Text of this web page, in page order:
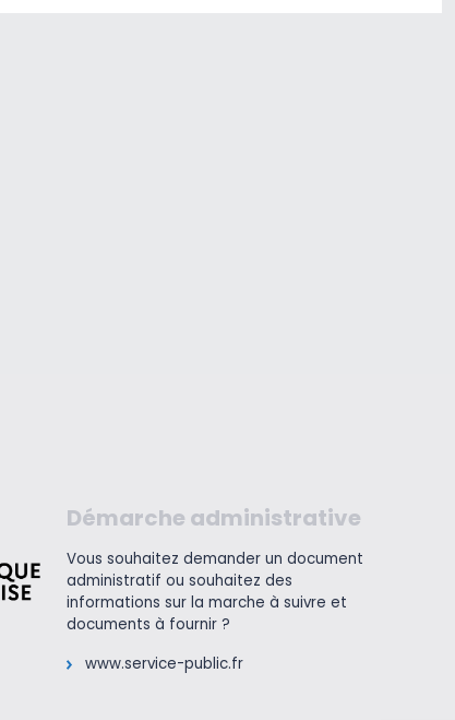
Démarche administrative
Vous souhaitez demander un document
administratif ou souhaitez des
informations sur la marche à suivre et
documents à fournir ?
www.service-public.fr